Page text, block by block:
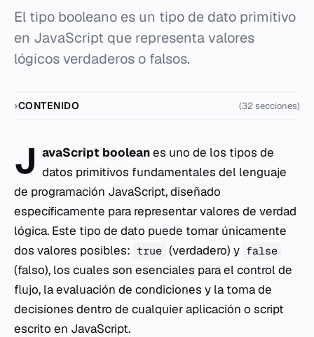
El tipo booleano es un tipo de dato primitivo
en JavaScript que representa valores
lógicos verdaderos o falsos.
CONTENIDO (32 secciones)
J avaScript booleanes uno de los tipos de
datos primitivos fundamentales del lenguaje
de programación JavaScript, diseñado
específicamente para representar valores de verdad
lógica. Este tipo de dato puede tomar únicamente
dos valores posibles: true (verdadero) y false
(falso), los cuales son esenciales para el control de
flujo, la evaluación de condiciones y la toma de
decisiones dentro de cualquier aplicación o script
escrito en JavaScript.